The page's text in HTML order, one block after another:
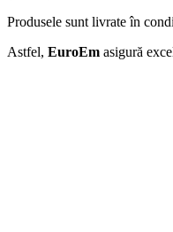
Produsele sunt livrate în
Astfel, EuroEm asigură